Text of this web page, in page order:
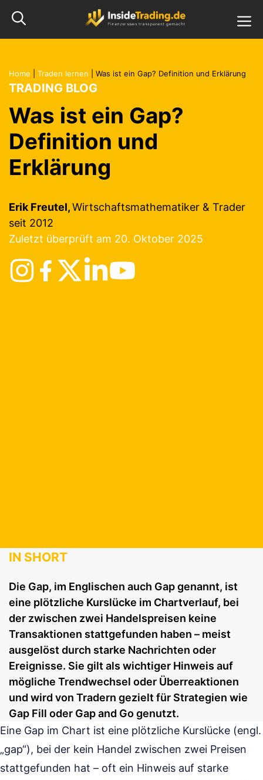
Inhalt
springen
Home Traden lernen Was ist ein Gap? Definition und Erklärung
TRADING BLOG
Was ist ein Gap?
Definition und
Erklärung
Erik Freutel,Wirtschaftsmathematiker & Trader
seit 2012
Zuletzt überprüft am 20. Oktober 2025
IN SHORT
Die Gap, im Englischen auch Gap genannt, ist
eine plötzliche Kurslücke im Chartverlauf, bei
der zwischen zwei Handelspreisen keine
Transaktionen stattgefunden haben – meist
ausgelöst durch starke Nachrichten oder
Ereignisse. Sie gilt als wichtiger Hinweis auf
mögliche Trendwechsel oder Überreaktionen
und wird von Tradern gezielt für Strategien wie
Gap Fill oder Gap and Go genutzt.
Eine Gap im Chart ist eine plötzliche Kurslücke (engl.
„gap“), bei der kein Handel zwischen zwei Preisen
stattgefunden hat – oft ein Hinweis auf starke